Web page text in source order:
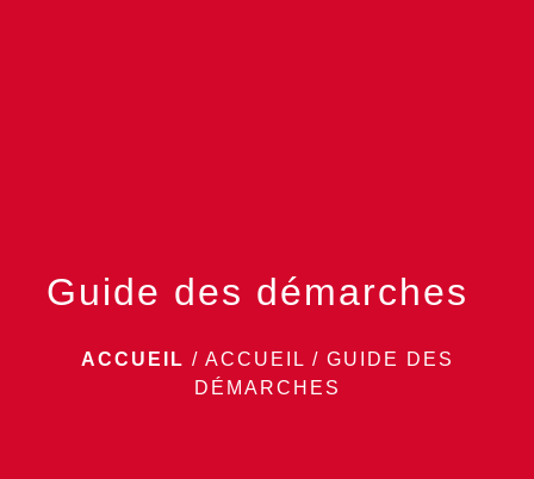
Guide des démarches
ACCUEIL / ACCUEIL / GUIDE DES
DÉMARCHES